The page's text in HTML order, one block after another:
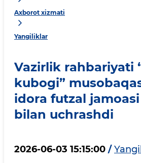
Axborot xizmati
Yangiliklar
Vazirlik rahbariyati
kubogi”
idora futzal jamoasi
bilan uchrashdi
2026-06-03 15:15:00 /